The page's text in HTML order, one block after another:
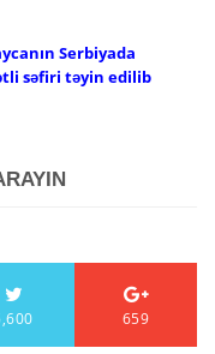
Serbiyada
səfiri təyin edilib
659